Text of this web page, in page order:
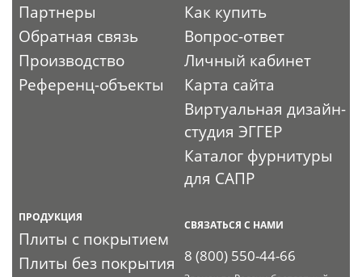
Партнеры
Обратная связь
Производство
Референц-объекты
Как купить
Вопрос-ответ
Личный кабинет
Карта сайта
Виртуальная дизайн-
студия ЭГГЕР
Каталог фурнитуры
для САПР
ПРОДУКЦИЯ
Плиты с покрытием
Плиты без покрытия
СВЯЗАТЬСЯ С НАМИ
8 (800) 550-44-66